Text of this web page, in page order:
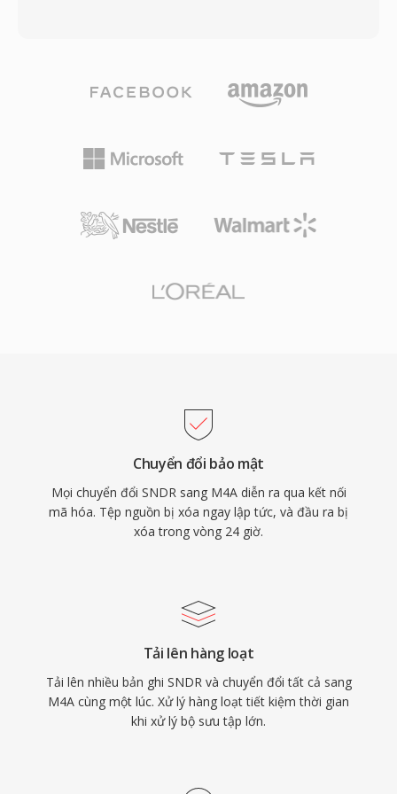
vị trí trong lịch sử máy tính với tư cách là một
trong những định dạng mang âm thanh kỹ
nguyên này đôi khi xuất hiện trong kho lưu trữ
tệp SNDR khi cung cấp đúng tham số, giúp bảo
tồn các bản ghi âm kỹ thuật số đời đầu.
rộng. Các tệp M4A mã hóa AAC mang lại chất
nhờ cải thiện sao chép dải phổ, định hình nhiễu
theo thời gian và mô hình tâm lý âm học tinh
độ sâu bit lên đến 24-bit. Tích hợp hệ sinh thái
nguyên bản — trong khi hỗ trợ bên thứ ba bao
qua cấu trúc atom MP4 (ảnh bìa, chương, lời
bài hát), và tính linh hoạt kép phục vụ cả quy
trình lossy lẫn lossless.Chuyển đổi bảo mật
Mọi chuyển đổi SNDR sang M4A diễn ra qua kết nối
mã hóa. Tệp nguồn bị xóa ngay lập tức, và đầu ra bị
xóa trong vòng 24 giờ.
Tải lên hàng loạt
Tải lên nhiều bản ghi SNDR và chuyển đổi tất cả sang
M4A cùng một lúc. Xử lý hàng loạt tiết kiệm thời gian
khi xử lý bộ sưu tập lớn.